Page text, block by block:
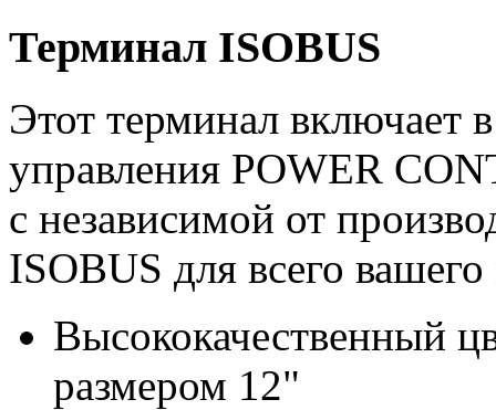
Терминал ISOBUS
Этот терминал включает
управления POWER
с независимой от
ISOBUS для всего
Высококачественный
размером 12"